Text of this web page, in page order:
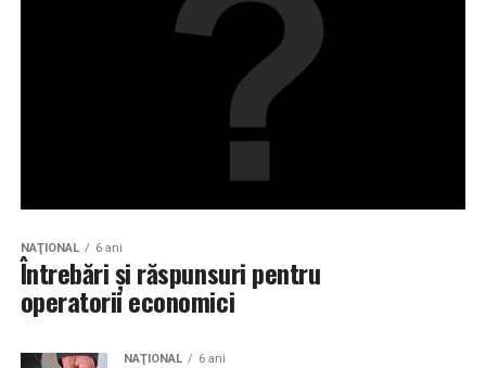
NAŢIONAL 6 ani
Întrebări și răspunsuri pentru
operatorii economici
NAŢIONAL 6 ani